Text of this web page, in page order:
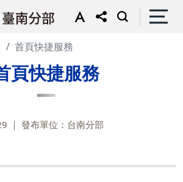
首頁快捷服務
頁快捷服務
發布單位：台南分部